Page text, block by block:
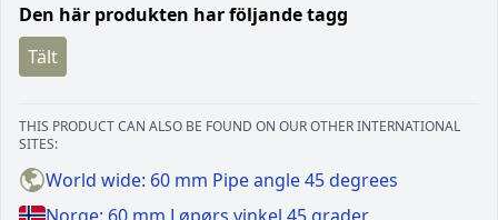
Den här produkten har följande tagg
Tält
THIS PRODUCT CAN ALSO BE FOUND ON OUR OTHER INTERNATIONAL
SITES:
World wide: 60 mm Pipe angle 45 degrees